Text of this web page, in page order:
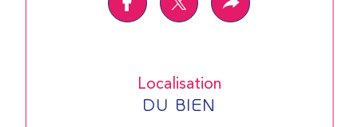
Localisation
DU BIEN